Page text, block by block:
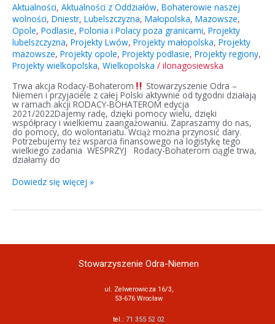
Aktualności, Aktualności z Oddziałów, Bohaterowie naszej
wolności, Dniestr, Lubelszczyzna, Małopolska, Mazowsze,
Opole, Podlasie, Polonia i Polacy poza granicami, Projekty
lubelszczyzna, Projekty Lwów, Projekty małopolska, Projekty
mazowsze, Projekty opole, Projekty podlasie, Projekty regiony,
Projekty wielkopolska, Wielkopolska / ilonagosiewska
Trwa akcja Rodacy-Bohaterom
Stowarzyszenie Odra –
Niemen i przyjaciele z całej Polski aktywnie od tygodni działają
w ramach akcji RODACY-BOHATEROM edycja
2021/2022Dajemy radę, dzięki pomocy wielu, dzięki
współpracy i wielkiemu zaangażowaniu. Zapraszamy do nas,
do pomocy, do wolontariatu. Wciąż można przynosić dary.
Potrzebujemy też wsparcia finansowego na logistykę tego
wielkiego zadania WESPRZYJ Rodacy-Bohaterom ciągle trwa,
działamy do
Dowiedz się więcej »
Stowarzyszenie Odra-Niemen
ul. Zelwerowicza 16/3,
53-676 Wrocław
tel.: 71 355 52 02